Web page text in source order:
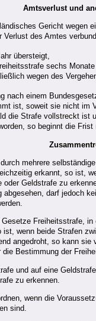
Amtsverlust und
Gericht wegen
Verlust des Amtes
übersteigt,
sechs
wegen des
nach einem
ist, soweit sie nicht im
die Strafe vollstreckt ist
so beginnt die
mehrere
erkannt, so ist,
Geldstrafe zu
abgesehen, darf jedoch
Freiheitsstrafe,
ist, wenn beide Strafen
angedroht, so kann
die Bestimmung der
und auf eine
zu erkennen.
wenn die
sind.